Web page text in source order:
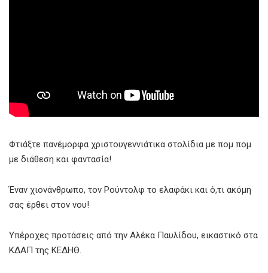
Φτιάξτε πανέμορφα χριστουγεννιάτικα στολίδια με πομ πομ
με διάθεση και φαντασία!
Έναν χιονάνθρωπο, τον Ρούντολφ το ελαφάκι και ό,τι ακόμη
σας έρθει στον νου!
Υπέροχες προτάσεις από την Αλέκα Παυλίδου, εικαστικό στα
ΚΔΑΠ της ΚΕΔΗΘ.